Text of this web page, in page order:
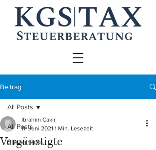
Beitrag
All Posts
Steuerrecht
All Posts
Vergünstigte
Ibrahim Cakir
11. Juni 2021 1 Min. Lesezeit